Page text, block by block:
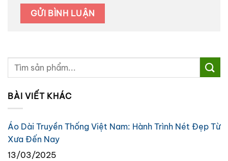
BÀI VIẾT KHÁC
Áo Dài Truyền Thống Việt Nam: Hành Trình Nét Đẹp Từ
Xưa Đến Nay
13/03/2025